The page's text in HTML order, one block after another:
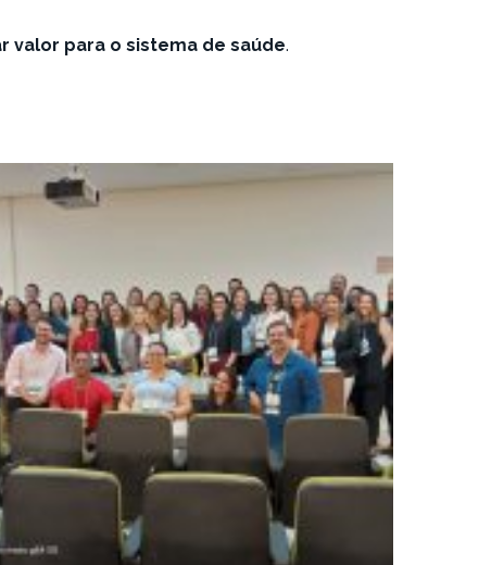
valor para o sistema de saúde.